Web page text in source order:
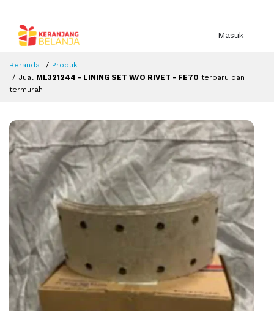
Masuk
Beranda
Produk
Jual ML321244 - LINING SET W/O RIVET - FE70 terbaru dan
termurah